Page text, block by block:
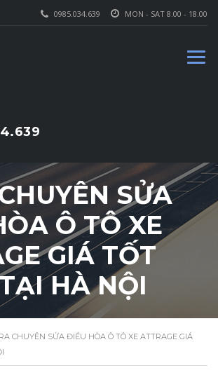
MON - SAT 8.00 - 18.00
0985.034.639
SỬA
Ô TÔ XE
GIÁ TỐT
HÀ NỘI
CHUYÊN SỬA ĐIỀU HÒA Ô TÔ XE ATTRAGE GIÁ